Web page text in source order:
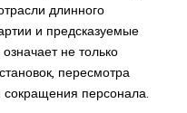
длинного
и предсказуемые
не только
пересмотра
персонала.